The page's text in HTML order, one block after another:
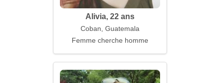
Alivia, 22 ans
Coban, Guatemala
Femme cherche homme